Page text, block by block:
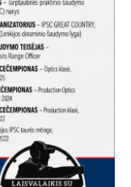
I
S
E
A
R
E
V